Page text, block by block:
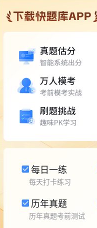
每日一练
每天打卡练习
历年真题
历年真题考前测试